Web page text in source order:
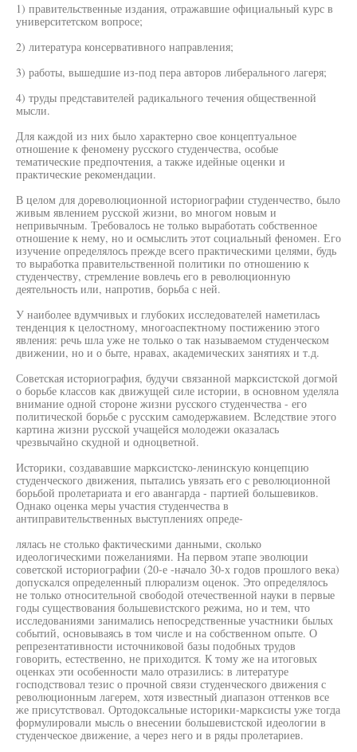
1) правительственные издания, отражавшие официальный курс в
университетском вопросе;
2) литература консервативного направления;
3) работы, вышедшие из-под пера авторов либерального лагеря;
4) труды представителей радикального течения общественной
мысли.
Для каждой из них было характерно свое концептуальное
отношение к феномену русского студенчества, особые
тематические предпочтения, а также идейные оценки и
практические рекомендации.
В целом для дореволюционной историографии студенчество, было
живым явлением русской жизни, во многом новым и
непривычным. Требовалось не только выработать собственное
отношение к нему, но и осмыслить этот социальный феномен. Его
изучение определялось прежде всего практическими целями, будь
то выработка правительственной политики по отношению к
студенчеству, стремление вовлечь его в революционную
деятельность или, напротив, борьба с ней.
У наиболее вдумчивых и глубоких исследователей наметилась
тенденция к целостному, многоаспектному постижению этого
явления: речь шла уже не только о так называемом студенческом
движении, но и о быте, нравах, академических занятиях и т.д.
Советская историография, будучи связанной марксистской догмой
о борьбе классов как движущей силе истории, в основном уделяла
внимание одной стороне жизни русского студенчества - его
политической борьбе с русским самодержавием. Вследствие этого
картина жизни русской учащейся молодежи оказалась
чрезвычайно скудной и одноцветной.
Историки, создававшие марксистско-ленинскую концепцию
студенческого движения, пытались увязать его с революционной
борьбой пролетариата и его авангарда - партией большевиков.
Однако оценка меры участия студенчества в
антиправительственных выступлениях опреде-
лялась не столько фактическими данными, сколько
идеологическими пожеланиями. На первом этапе эволюции
советской историографии (20-е -начало 30-х годов прошлого века)
допускался определенный плюрализм оценок. Это определялось
не только относительной свободой отечественной науки в первые
годы существования большевистского режима, но и тем, что
исследованиями занимались непосредственные участники былых
событий, основываясь в том числе и на собственном опыте. О
репрезентативности источниковой базы подобных трудов
говорить, естественно, не приходится. К тому же на итоговых
оценках эти особенности мало отразились: в литературе
господствовал тезис о прочной связи студенческого движения с
революционным лагерем, хотя известный диапазон оттенков все
же присутствовал. Ортодоксальные историки-марксисты уже тогда
формулировали мысль о внесении большевистской идеологии в
студенческое движение, а через него и в ряды пролетариев.